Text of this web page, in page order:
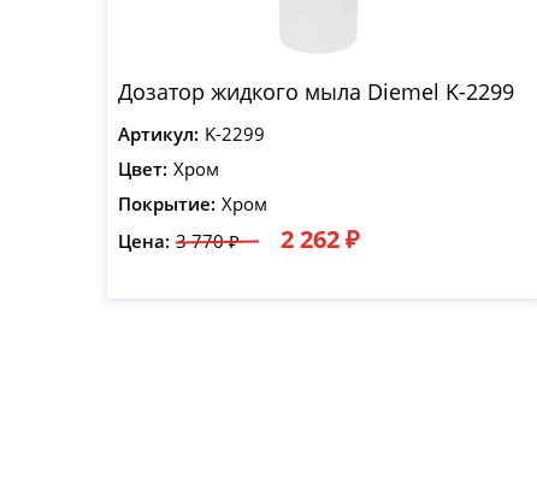
Дозатор жидкого мыла Diemel K-2299
Артикул: K-2299
Цвет: Хром
Покрытие: Хром
Цена: 3 770 ₽ 2 262 ₽